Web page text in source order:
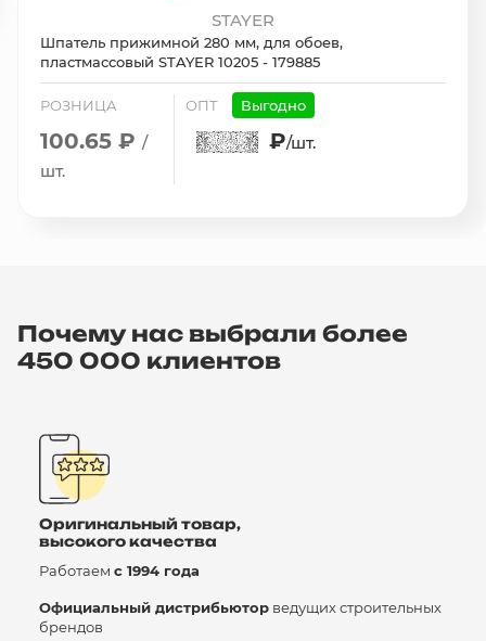
STAYER
Шпатель прижимной 280 мм, для обоев,
пластмассовый STAYER 10205 - 179885
РОЗНИЦА
100.65 ₽ /
шт.
ОПТ Выгодно
₽/шт.
Почему нас выбрали более
450 000 клиентов
Оригинальный товар,
высокого качества
Работаем с 1994 года
Официальный дистрибьютор ведущих строительных
брендов